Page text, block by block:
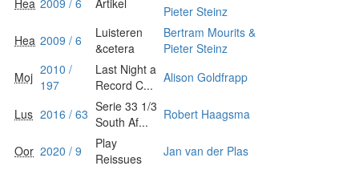
Pieter Steinz
Hea 2009 / 6
Luisteren
&cetera
Bertram Mourits &
Pieter Steinz
Moj 2010 /
197
Last Night a
Record C...
Alison Goldfrapp
Lus 2016 / 63 Serie 33 1/3
South Af...
Robert Haagsma
Oor 2020 / 9
Play
Reissues
Jan van der Plas